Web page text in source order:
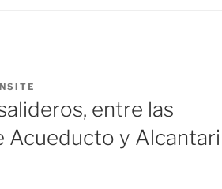
entre las
Acueducto y